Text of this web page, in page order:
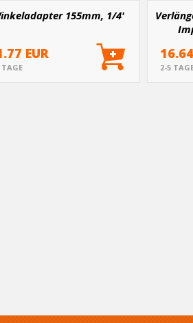
155mm, 1/4'
EUR
TAGE 2-5